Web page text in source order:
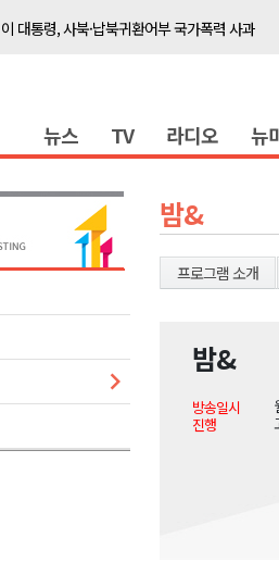
이 대통령, 사북·납북귀환어부 국가폭력 사과
이광재 국회 예결위원장, 강릉시 초청 특별 강연
육동한 시장, 국제스케이트장 춘천 유치 건의
영월군, 국·도비 확보 보고회 개최
삼척 공공산후조리원 이전 시급
도-시군 첫 간담회..우상호 "하나된 공동체"
이 대통령, 사북·납북귀환어부 국가폭력 사과
여름축제 더위와 전쟁..물놀이 접목
강원도, 최휘영 문체부장관과 정책간담회
뉴스 TV 라디오 뉴
밤&
프로그램 소개
밤&
방송일시
진행